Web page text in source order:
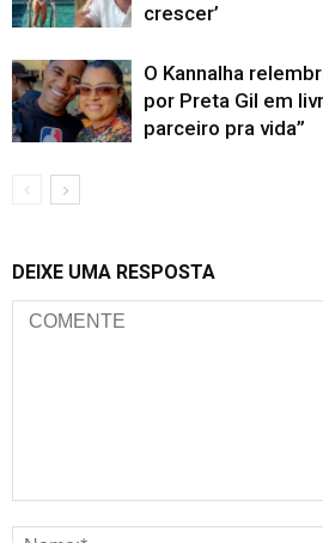
crescer’
O Kannalha
por Preta Gil em
parceiro pra vida”
DEIXE UMA RESPOSTA